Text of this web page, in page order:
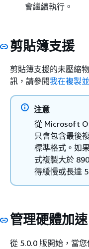
會繼續執行。
剪貼簿支援
剪貼簿支援的未壓縮
訊，請參閱我在複製
注意
從 Microsoft
只會包含最後
標準格式。如
式複製大於
得緩慢或長達
管理硬體加速
從 5.0.0 版開始，當